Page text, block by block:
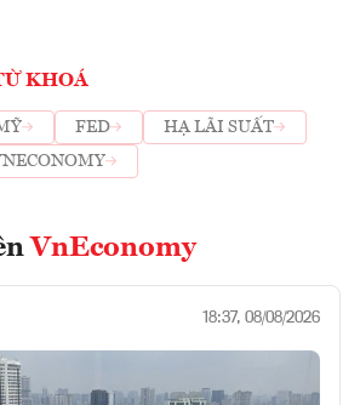
KHOÁ
FED
HẠ LÃI SUẤT
VnEconomy
18:37, 08/08/2026